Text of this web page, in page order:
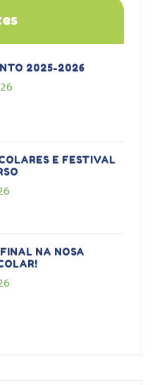
2025-2026
E FESTIVAL
NA NOSA